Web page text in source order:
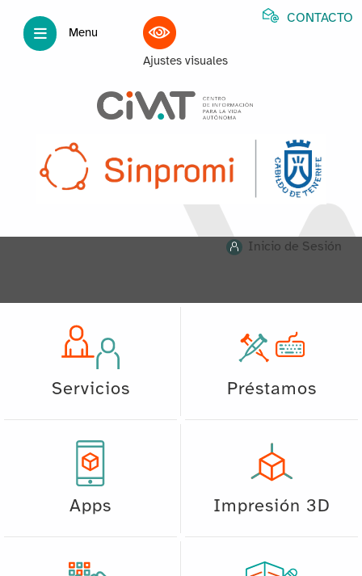
Menu
Ajustes visuales
CONTACTO
Inicio de Sesión
Servicios Préstamos
Apps Impresión 3D